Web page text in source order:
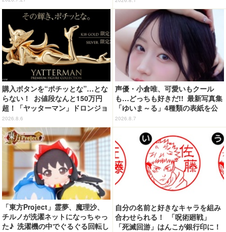
関智一＆高山みなみら出演
購入ボタンを“ポチッとな”…とな
らない！ お値段なんと150万円
超！「ヤッターマン」ドロンジョ
様が黄金の輝きをまといミニフィ
ギュア化 ヤッターワン&おだてブ
タも
2026.8.6
声優・小倉唯、可愛いもクール
も…どっちも好きだ!! 最新写真集
「ゆいま～る」4種類の表紙を公
開！「成長した私の姿を楽しんで
いただけたら」
2026.8.7
「東方Project」霊夢、魔理沙、
チルノが洗濯ネットになっちゃっ
た♪ 洗濯機の中でぐるぐる回転し
自分の名前と好きなキャラを組み
合わせられる！ 「呪術廻戦」
「死滅回游」はんこが銀行印に！